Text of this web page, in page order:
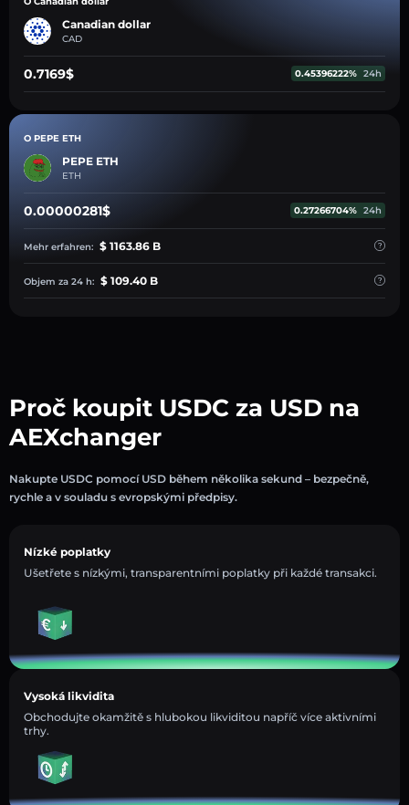
Canadian dollar
CAD
0.7169$ 0.45396222% 24h
O PEPE ETH
PEPE ETH
ETH
0.00000281$ 0.27266704% 24h
Mehr erfahren: $ 1163.86 B
Objem za 24 h: $ 109.40 B
Proč koupit USDC za USD na
AEXchanger
Nakupte USDC pomocí USD během několika sekund – bezpečně,
rychle a v souladu s evropskými předpisy.
Nízké poplatky
Ušetřete s nízkými, transparentními poplatky při každé transakci.
Vysoká likvidita
Obchodujte okamžitě s hlubokou likviditou napříč více aktivními
trhy.